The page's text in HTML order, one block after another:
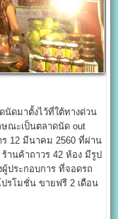
นัดมาตั้งไว้ที่ใต้ทางด่วน
ษณะเป็นตลาดนัด out
ร 12 มีนาคม 2560 ที่ผ่าน
านค้าถาวร 42 ห้อง มีรูป
ประกอบการ ที่จอดรถ
รโมชั่น ขายฟรี 2 เดือน